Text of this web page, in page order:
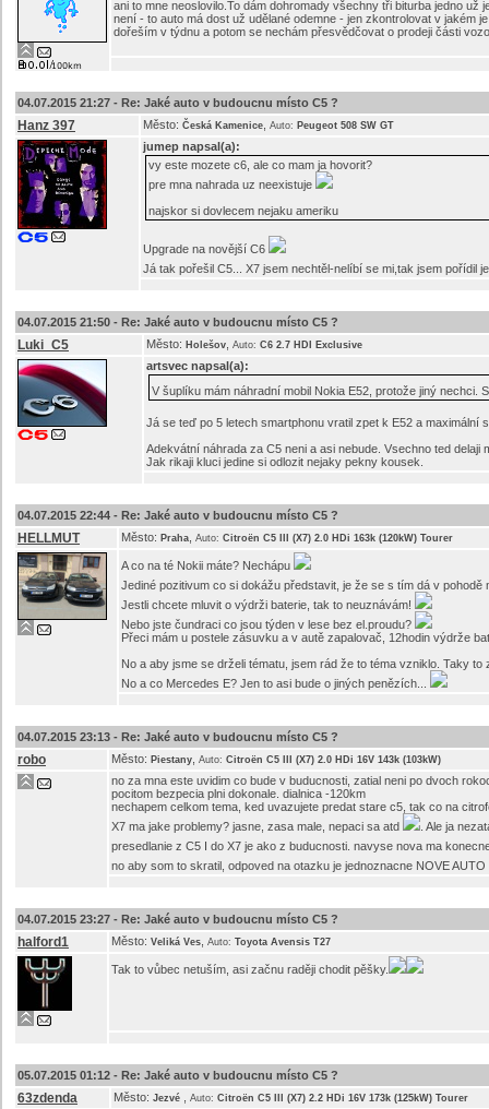
ani to mne neoslovilo.To dám dohromady všechny tři biturba jedno
není - to auto má dost už udělané odemne - jen zkontrolovat v jakém
dořeším v týdnu a potom se nechám přesvědčovat o prodeji části
04.07.2015 21:27 - Re: Jaké auto v budoucnu místo C5 ?
Hanz 397 Město: Česká Kamenice Auto: Peugeot 508 SW GT
jumep napsal(a):
vy este mozete c6, ale co mam ja hovorit?
pre mna nahrada uz neexistuje
najskor si dovlecem nejaku ameriku
Upgrade na novější C6
Já tak pořešil C5... X7 jsem nechtěl-nelíbí se mi,tak jsem pořídil
04.07.2015 21:50 - Re: Jaké auto v budoucnu místo C5 ?
Luki_C5 Město: Holešov Auto: C6 2.7 HDI Exclusive
artsvec napsal(a):
V šuplíku mám náhradní mobil Nokia E52, protože jiný nechci.
Já se teď po 5 letech smartphonu vratil zpet k E52 a maximální
Adekvátní náhrada za C5 neni a asi nebude. Vsechno ted delaji
Jak rikaji kluci jedine si odlozit nejaky pekny kousek.
04.07.2015 22:44 - Re: Jaké auto v budoucnu místo C5 ?
HELLMUT Město: Praha Auto: Citroën C5 III (X7) 2.0 HDi 163k (120kW) Tourer
A co na té Nokii máte? Nechápu
Jediné pozitivum co si dokážu představit, je že se s tím dá v pohodě
Jestli chcete mluvit o výdrži baterie, tak to neuznávám!
Nebo jste čundraci co jsou týden v lese bez el.proudu?
Přeci mám u postele zásuvku a v autě zapalovač, 12hodin výdrže
No a aby jsme se drželi tématu, jsem rád že to téma vzniklo. Taky
No a co Mercedes E? Jen to asi bude o jiných penězích...
04.07.2015 23:13 - Re: Jaké auto v budoucnu místo C5 ?
robo Město: Piestany Auto: Citroën C5 III (X7) 2.0 HDi 16V 143k (103kW)
no za mna este uvidim co bude v buducnosti, zatial neni po dvoch
pocitom bezpecia plni dokonale. dialnica -120km
nechapem celkom tema, ked uvazujete predat stare c5, tak co na
X7 ma jake problemy? jasne, zasa male, nepaci sa atd
. Ale ja
presedlanie z C5 I do X7 je ako z buducnosti. navyse nova ma
no aby som to skratil, odpoved na otazku je jednoznacne NOVE AUTO
04.07.2015 23:27 - Re: Jaké auto v budoucnu místo C5 ?
halford1 Město: Veliká Ves Auto: Toyota Avensis T27
Tak to vůbec netuším, asi začnu raději chodit pěšky.
05.07.2015 01:12 - Re: Jaké auto v budoucnu místo C5 ?
63zdenda Město: Jezvé Auto: Citroën C5 III (X7) 2.2 HDi 16V 173k (125kW) Tourer